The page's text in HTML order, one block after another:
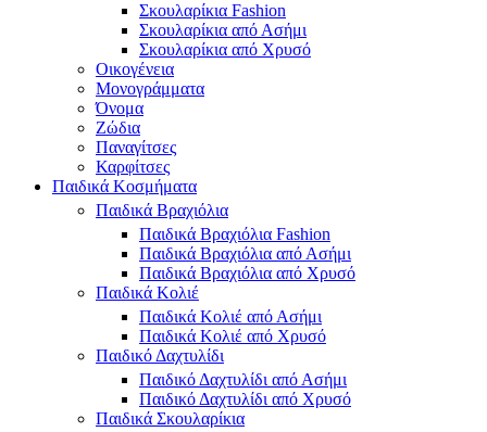
Σκουλαρίκια Fashion
Σκουλαρίκια από Ασήμι
Σκουλαρίκια από Χρυσό
Οικογένεια
Μονογράμματα
Όνομα
Ζώδια
Παναγίτσες
Καρφίτσες
Παιδικά Κοσμήματα
Παιδικά Βραχιόλια
Παιδικά Βραχιόλια Fashion
Παιδικά Βραχιόλια από Ασήμι
Παιδικά Βραχιόλια από Χρυσό
Παιδικά Κολιέ
Παιδικά Κολιέ από Ασήμι
Παιδικά Κολιέ από Χρυσό
Παιδικό Δαχτυλίδι
Παιδικό Δαχτυλίδι από Ασήμι
Παιδικό Δαχτυλίδι από Χρυσό
Παιδικά Σκουλαρίκια